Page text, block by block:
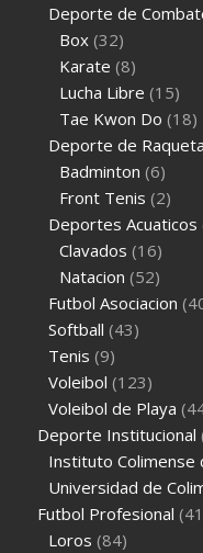
Deporte de
Box (32)
Karate (8)
Lucha Libre (15)
Tae Kwon Do (18)
Deporte de Raqueta
Badminton (6)
Front Tenis (2)
Deportes Acuaticos
Clavados (16)
Natacion (52)
Futbol Asociacion
Softball (43)
Tenis (9)
Voleibol (123)
Voleibol de Playa
Deporte Institucional
Instituto Colimense
Universidad de
Futbol Profesional
Loros (84)